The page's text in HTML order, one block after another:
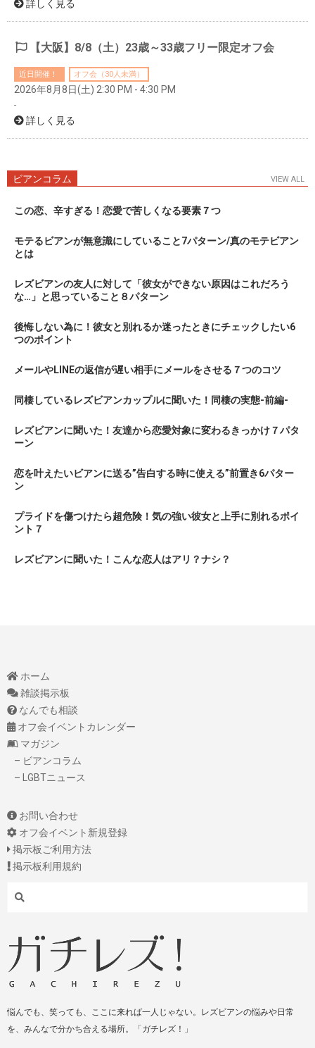
詳しく見る
【大阪】8/8（土）23歳～33歳フリー限定オフ会
近日開催！ オフ会（30人未満）
2026年8月8日(土) 2:30 PM - 4:30 PM
-
詳しく見る
ビアンコラム VIEW ALL
この恋、辛すぎる！恋愛で苦しくなる要素７つ
モテるビアンが無意識にしていること7パターン/真のモテビアン
とは
レズビアンの友人に対して「彼女ができない原因はこれだろう
な…」と思っていること８パターン
後悔しない為に！彼女と別れるか迷ったときにチェックしたい6
つのポイント
メールやLINEの返信が遅い相手にメールをさせる７つのコツ
同棲しているレズビアンカップルに聞いた！同棲の実態-前編-
レズビアンに聞いた！友達から恋愛対象に変わるきっかけ７パタ
ーン
恋を叶えたいビアンに送る”告白する時に使える”前置き6パター
ン
プライドを傷つけたら超危険！気の強い彼女と上手に別れるポイ
ント７
レズビアンに聞いた！こんな恋人はアリ？ナシ？
ホーム
雑談掲示板
なんでも相談
オフ会イベントカレンダー
マガジン
– ビアンコラム
– LGBTニュース
お問い合わせ
オフ会イベント新規登録
掲示板ご利用方法
掲示板利用規約
Search
悩んでも、笑っても、ここに来れば一人じゃない。レズビアンの悩みや日常
を、みんなで分かち合える場所。「ガチレズ！」